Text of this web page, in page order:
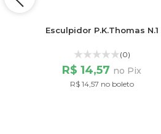
Esculpidor P.K.Thomas N.1
(0)
R$ 14,57 no Pix
R$ 14,57 no boleto